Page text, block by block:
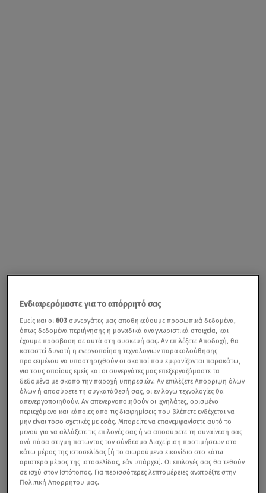
Ενδιαφερόμαστε για το απόρρητό σας
Εμείς και οι603 συνεργάτες μας αποθηκεύουμε προσωπικά δεδομένα,
όπως δεδομένα περιήγησης ή μοναδικά αναγνωριστικά στοιχεία, και
έχουμε πρόσβαση σε αυτά στη συσκευή σας. Αν επιλέξετε Αποδοχή, θα
καταστεί δυνατή η ενεργοποίηση τεχνολογιών παρακολούθησης
προκειμένου να υποστηριχθούν οι σκοποί που εμφανίζονται παρακάτω,
για τους οποίους εμείς και οι συνεργάτες μας επεξεργαζόμαστε τα
δεδομένα με σκοπό την παροχή υπηρεσιών. Αν επιλέξετε Απόρριψη όλων
όλων ή αποσύρετε τη συγκατάθεσή σας, οι εν λόγω τεχνολογίες θα
απενεργοποιηθούν. Αν απενεργοποιηθούν οι ιχνηλάτες, ορισμένο
περιεχόμενο και κάποιες από τις διαφημίσεις που βλέπετε ενδέχεται να
μην είναι τόσο σχετικές με εσάς. Μπορείτε να επανεμφανίσετε αυτό το
μενού για να αλλάξετε τις επιλογές σας ή να αποσύρετε τη συναίνεσή σας
ανά πάσα στιγμή πατώντας τον σύνδεσμο Διαχείριση προτιμήσεων στο
κάτω μέρος της ιστοσελίδας [ή το αιωρούμενο εικονίδιο στο κάτω
αριστερό μέρος της ιστοσελίδας, εάν υπάρχει]. Οι επιλογές σας θα τεθούν
σε ισχύ στον Ιστότοπος. Για περισσότερες λεπτομέρειες ανατρέξτε στην
Πολιτική Απορρήτου μας.